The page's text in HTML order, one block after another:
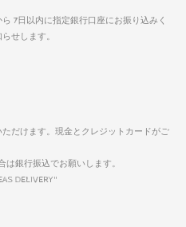
7日以内に指定銀行口座にお振り込みく
せします。
だけます。現金とクレジットカードがご
銀行振込でお願いします。
DELIVERY"